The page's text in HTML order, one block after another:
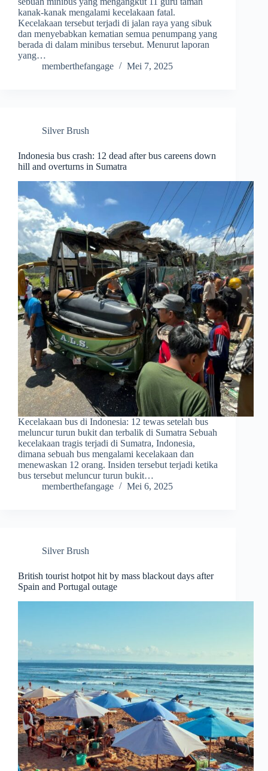
kanak-kanak mengalami kecelakaan fatal.
Kecelakaan tersebut terjadi di jalan raya yang sibuk
dan menyebabkan kematian semua penumpang yang
berada di dalam minibus tersebut. Menurut laporan
yang…
memberthefangage
Mei 7, 2025
Silver Brush
Indonesia bus crash: 12 dead after bus careens down
hill and overturns in Sumatra
Kecelakaan bus di Indonesia: 12 tewas setelah bus
meluncur turun bukit dan terbalik di Sumatra Sebuah
kecelakaan tragis terjadi di Sumatra, Indonesia,
dimana sebuah bus mengalami kecelakaan dan
menewaskan 12 orang. Insiden tersebut terjadi ketika
bus tersebut meluncur turun bukit…
memberthefangage
Mei 6, 2025
Silver Brush
British tourist hotpot hit by mass blackout days after
Spain and Portugal outage